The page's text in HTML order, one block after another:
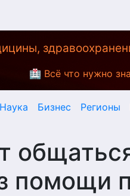
🏥 Всё что нужно
Наука Бизнес Регионы
помощи